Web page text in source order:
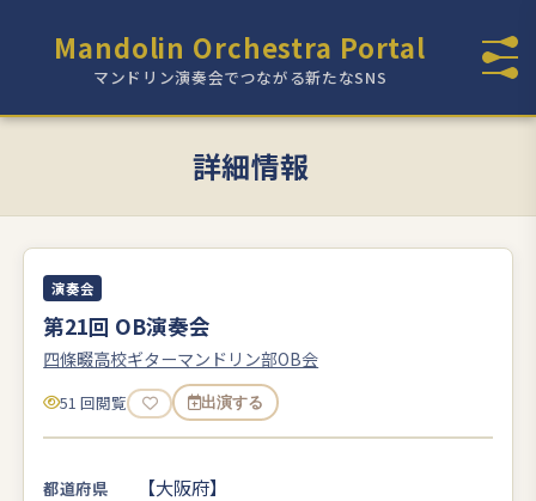
Mandolin Orchestra Portal
マンドリン演奏会でつながる新たなSNS
詳細情報
演奏会
第21回 OB演奏会
四條畷高校ギターマンドリン部OB会
51 回閲覧 出演する
都道府県 【大阪府】